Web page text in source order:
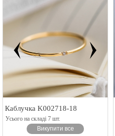
Каблучка K002718-18
Усього на складі 7 шт.
Викупити все